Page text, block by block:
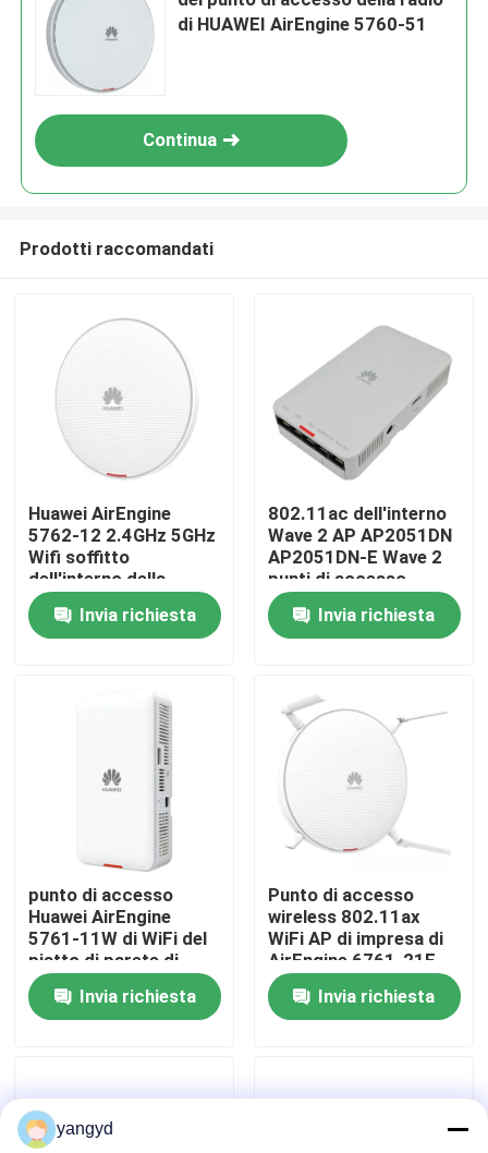
Casa.
Prodotti
Visita alla fabbrica
Controllo della qualità
Contattaci
Notizie
Casi
Server di stoccaggio di scaffale
di HUAWEI AirEngine 5760-51
Continua
Prodotti raccomandati
Huawei AirEngine
5762-12 2.4GHz 5GHz
Wifi soffitto
dell'interno della
parete di 6 punti di
accessoInvia richiesta
802.11ac dell'interno
Wave 2 AP AP2051DN
AP2051DN-E Wave 2
punti di accesso
Invia richiesta
punto di accesso
Huawei AirEngine
5761-11W di WiFi del
piatto di parete di
2.4GHz 5GHz
Invia richiesta
Punto di accesso
wireless 802.11ax
WiFi AP di impresa di
AirEngine 6761-21E
Invia richiesta
yangyd